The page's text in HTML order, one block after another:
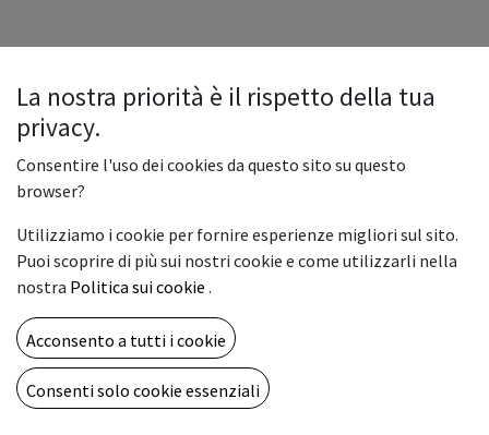
Copyright © Vemar sas
La nostra priorità è il rispetto della tua
privacy.
Consentire l'uso dei cookies da questo sito su questo
browser?
Utilizziamo i cookie per fornire esperienze migliori sul sito.
Puoi scoprire di più sui nostri cookie e come utilizzarli nella
nostra Politica sui cookie .
Acconsento a tutti i cookie
Consenti solo cookie essenziali